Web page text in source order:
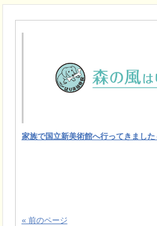
家族で国立新美術館へ行ってきました
« 前のページ